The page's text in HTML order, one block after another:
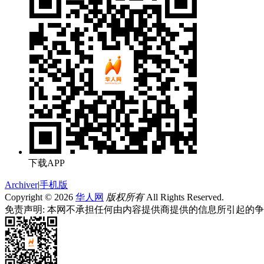
下载APP
Archiver|手机版
Copyright © 2026 华人网 版权所有All Rights Reserved.
免责声明: 本网不承担任何由内容提供商提供的信息所引起的争